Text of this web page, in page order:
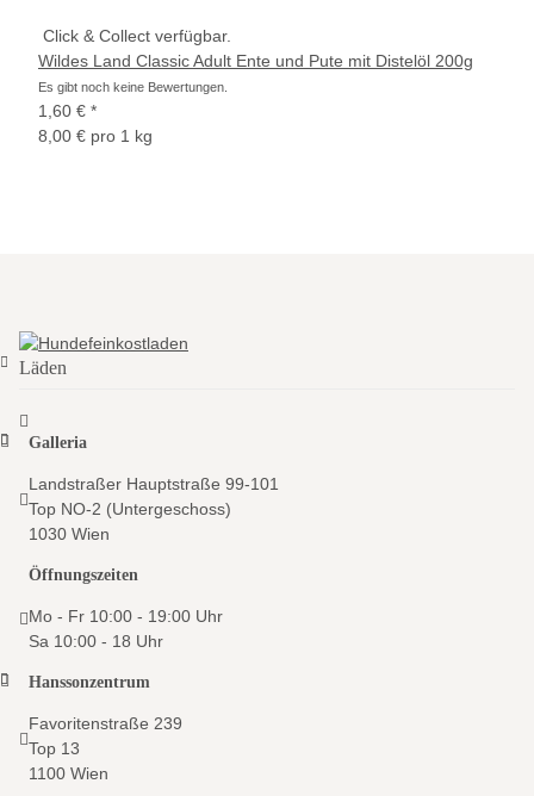
Click & Collect verfügbar.
Wildes Land Classic Adult Ente und Pute mit Distelöl 200g
Es gibt noch keine Bewertungen.
1,60 € *
8,00 € pro 1 kg
Läden
Galleria
Landstraßer Hauptstraße 99-101
Top NO-2 (Untergeschoss)
1030 Wien
Öffnungszeiten
Mo - Fr 10:00 - 19:00 Uhr
Sa 10:00 - 18 Uhr
Hanssonzentrum
Favoritenstraße 239
Top 13
1100 Wien